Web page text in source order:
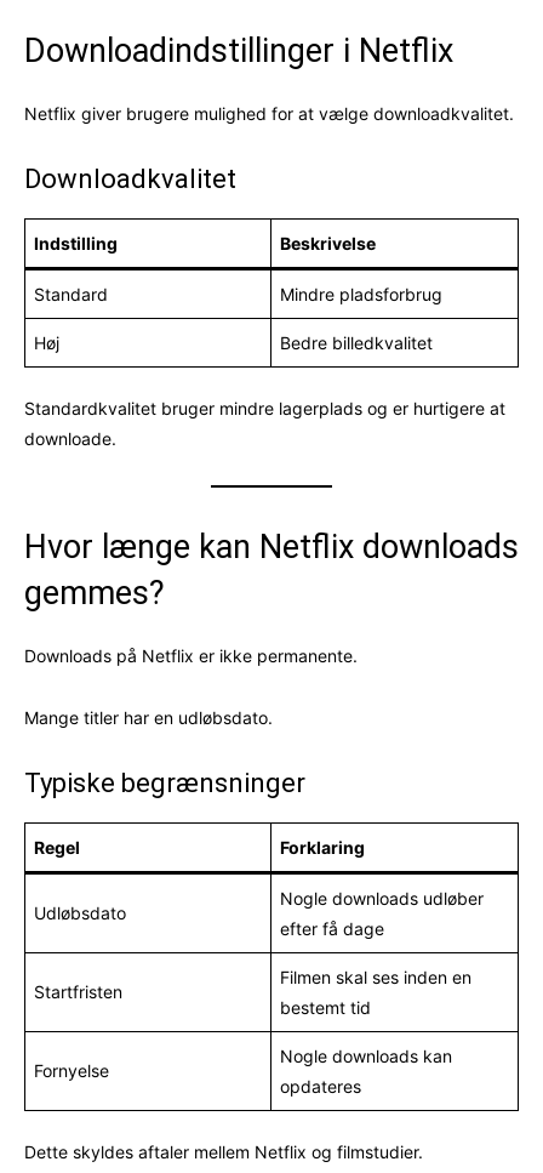
Downloadindstillinger i Netflix
Netflix giver brugere mulighed for at vælge downloadkvalitet.
Downloadkvalitet
Indstilling Beskrivelse
Standard Mindre pladsforbrug
Høj Bedre billedkvalitet
Standardkvalitet bruger mindre lagerplads og er hurtigere at
downloade.
Hvor længe kan Netflix downloads
gemmes?
Downloads på Netflix er ikke permanente.
Mange titler har en udløbsdato.
Typiske begrænsninger
Regel Forklaring
Udløbsdato
Nogle downloads udløber
efter få dage
Startfristen
Filmen skal ses inden en
bestemt tid
Fornyelse
Nogle downloads kan
opdateres
Dette skyldes aftaler mellem Netflix og filmstudier.